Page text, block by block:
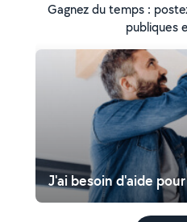
Gagnez du temps :
publiques
J'ai besoin d'aide